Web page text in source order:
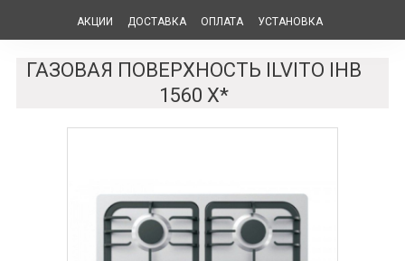
АКЦИИ ДОСТАВКА ОПЛАТА УСТАНОВКА
ГАЗОВАЯ ПОВЕРХНОСТЬ ILVITO IHB
1560 X*